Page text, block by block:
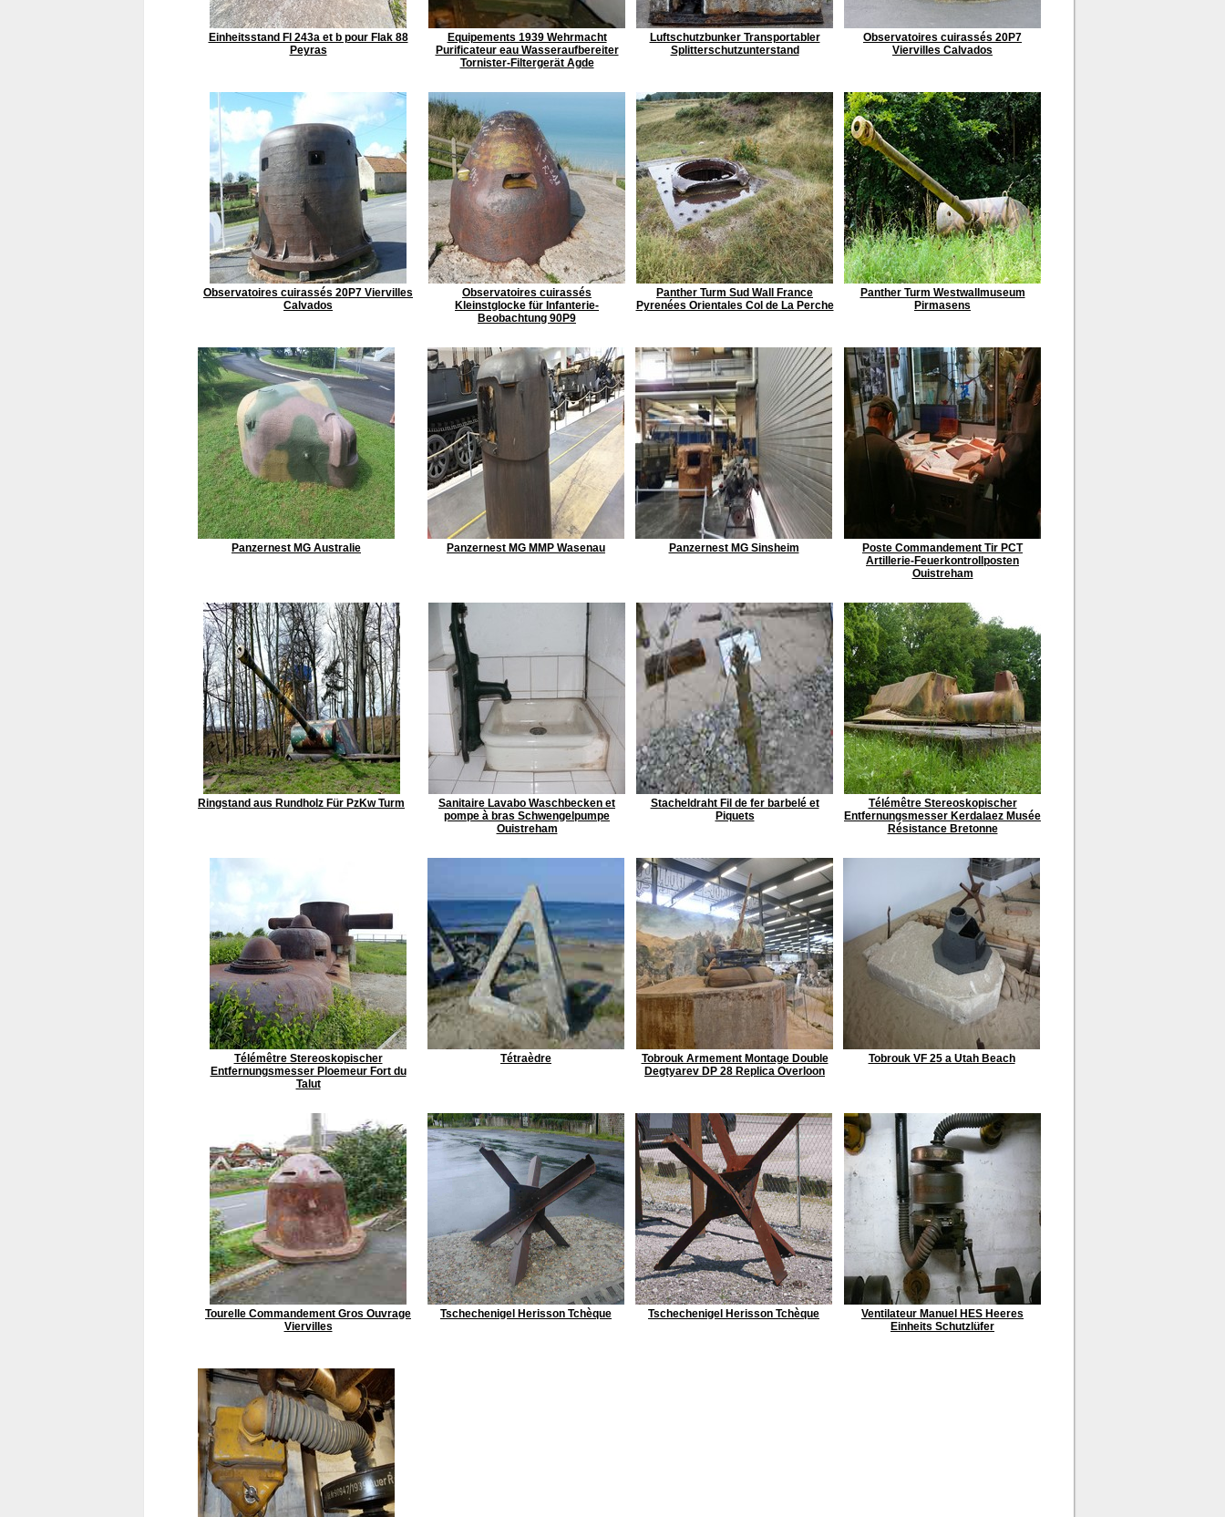
Einheitsstand Fl 243a et b pour Flak 88
Peyras
Equipements 1939 Wehrmacht
Purificateur eau Wasseraufbereiter
Tornister-Filtergerät Agde
Luftschutzbunker Transportabler
Splitterschutzunterstand
Observatoires cuirassés 20P7
Viervilles Calvados
Observatoires cuirassés 20P7 Viervilles
Calvados
Observatoires cuirassés
Kleinstglocke für Infanterie-
Beobachtung 90P9
Panther Turm Sud Wall France
Pyrenées Orientales Col de La Perche
Panther Turm Westwallmuseum
Pirmasens
Panzernest MG Australie Panzernest MG MMP Wasenau Panzernest MG Sinsheim
Poste Commandement Tir PCT
Artillerie-Feuerkontrollposten
Ouistreham
Ringstand aus Rundholz Für PzKw Turm
Sanitaire Lavabo Waschbecken et
pompe à bras Schwengelpumpe
Ouistreham
Stacheldraht Fil de fer barbelé et
Piquets
Télémêtre Stereoskopischer
Entfernungsmesser Kerdalaez Musée
Résistance Bretonne
Télémêtre Stereoskopischer
Entfernungsmesser Ploemeur Fort du
Talut
Tétraèdre
Tobrouk Armement Montage Double
Degtyarev DP 28 Replica Overloon
Tobrouk VF 25 a Utah Beach
Tourelle Commandement Gros Ouvrage
Viervilles
Tschechenigel Herisson Tchèque Tschechenigel Herisson Tchèque
Ventilateur Manuel HES Heeres
Einheits Schutzlüfer